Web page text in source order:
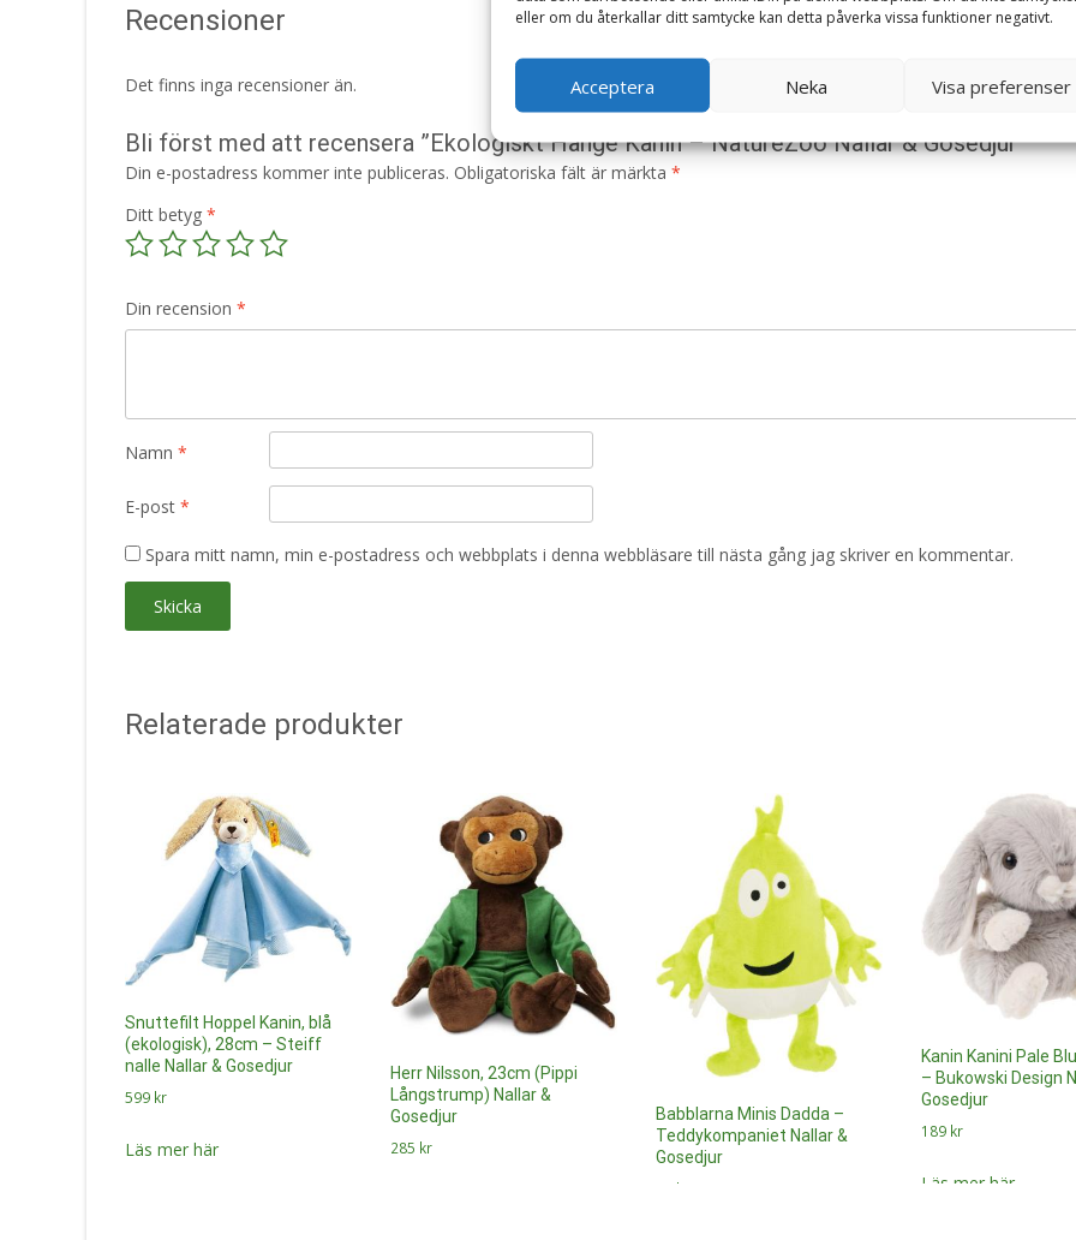
eller om du återkallar ditt samtycke kan detta påverka vissa funktioner negativt.
Acceptera Neka Visa preferenser
Recensioner
Det finns inga recensioner än.
Bli först med att recensera ”Ekologiskt Hänge Kanin – NatureZoo Nallar & Gosedjur”
Din e-postadress kommer inte publiceras. Obligatoriska fält är märkta *
Ditt betyg *
Din recension *
Namn *
E-post *
Spara mitt namn, min e-postadress och webbplats i denna webbläsare till nästa gång jag skriver en kommentar.
Relaterade produkter
Snuttefilt Hoppel Kanin, blå
(ekologisk), 28cm – Steiff
nalle Nallar & Gosedjur
599 kr
Läs mer här
Herr Nilsson, 23cm (Pippi
Långstrump) Nallar &
Gosedjur
285 kr
Babblarna Minis Dadda –
Teddykompaniet Nallar &
Gosedjur
kr
Kanin Kanini Pale
– Bukowski Design
Gosedjur
189 kr
Läs mer här